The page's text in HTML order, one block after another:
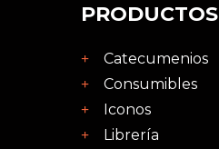
PRODUCTOS
Catecumenios
Consumibles
Iconos
Librería